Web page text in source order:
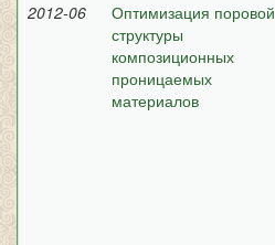
2012-06
Оптимизация поровой
структуры
композиционных
проницаемых
материалов